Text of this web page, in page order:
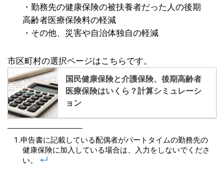
・勤務先の健康保険の被扶養者だった人の後期
高齢者医療保険料の軽減
・その他、災害や自治体独自の軽減
市区町村の選択ページはこちらです。
国民健康保険と介護保険、後期高齢者
医療保険はいくら？計算シミュレーシ
ョン
申告書に記載している配偶者がパートタイムの勤務先の
健康保険に加入している場合は、入力をしないでくださ
い。
↵